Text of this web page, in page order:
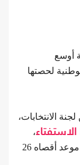
أوسع
لحصتها
الانتخابات،
الاستفتاء،
مشيرة إلى أنه من المتوقع صدور النتائج فى موعد أقصاه 26